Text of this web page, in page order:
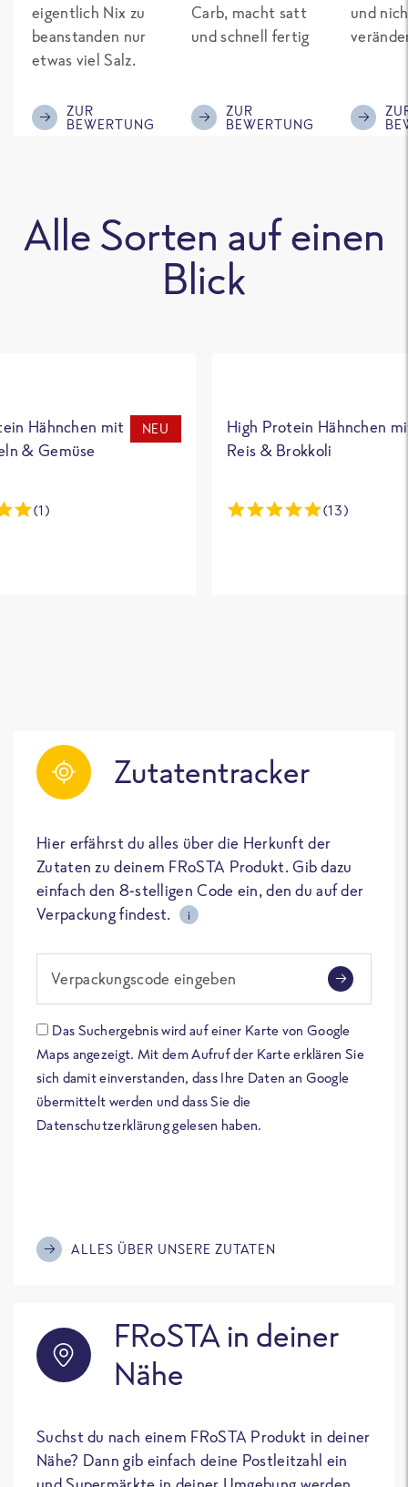
eigentlich Nix zu
beanstanden nur
etwas viel Salz.
ZUR
BEWERTUNG
Carb, macht satt
und schnell fertig
ZUR
BEWERTUNG
und
Alle Sorten auf einen
Blick
Hähnchen mit
& Gemüse
NEU
(1)
High Protein Hähnchen
Reis & Brokkoli
(13)
Zutatentracker
Hier erfährst du alles über die Herkunft der
Zutaten zu deinem FRoSTA Produkt. Gib dazu
einfach den 8-stelligen Code ein, den du auf der
Verpackung findest.
i
Verpackungscode eingeben
Das Suchergebnis wird auf einer Karte von Google
Maps angezeigt. Mit dem Aufruf der Karte erklären Sie
sich damit einverstanden, dass Ihre Daten an Google
übermittelt werden und dass Sie die
Datenschutzerklärung gelesen haben.
ALLES ÜBER UNSERE ZUTATEN
FRoSTA in deiner
Nähe
Suchst du nach einem FRoSTA Produkt in deiner
Nähe? Dann gib einfach deine Postleitzahl ein